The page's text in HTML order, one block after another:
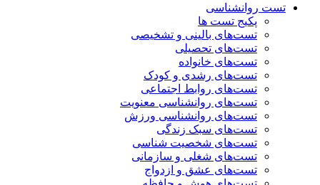
تست روانشناسی
پکیج تست ها
تست‌های بالینی و تشخیصی
تست‌های تحصیلی
تست‌های خانواده
تست‌های رشدی و کودک
تست‌های روابط اجتماعی
تست‌های روانشناسی معنویت
تست‌های روانشناسی ورزش
تست‌های سبک زندگی
تست‌های شخصیت شناسی
تست‌های شغلی و سازمانی
تست‌های عشق و ازدواج